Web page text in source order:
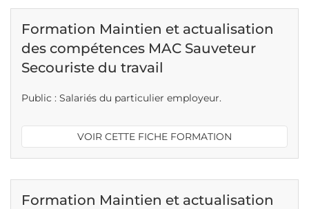
Formation Maintien et actualisation
des compétences MAC Sauveteur
Secouriste du travail
Public : Salariés du particulier employeur.
VOIR CETTE FICHE FORMATION
Formation Maintien et actualisation